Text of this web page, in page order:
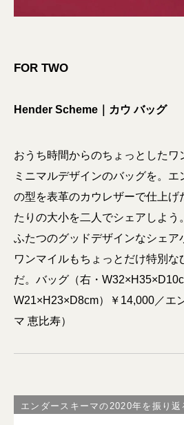
FOR TWO
Hender Scheme｜カウ バッグ
おうち時間からのちょっとしたワ
ミニマルデザインのバッグを。
の型を表革のカウレザーで仕上げ
たりの大小を二人でシェアしよう
ふたつのグッドデザインなシェア
ワンマイルもちょっとだけ特別な
だ。バッグ（右・
W21×H23×D8cm）￥14,000／エ
マ 恵比寿）
エンダースキーマの2020年を振り返